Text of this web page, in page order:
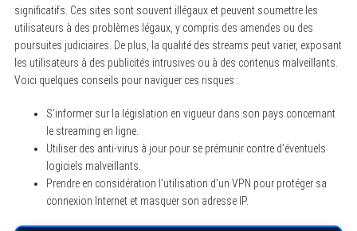
significatifs. Ces sites sont souvent illégaux et peuvent soumettre les
utilisateurs à des problèmes légaux, y compris des amendes ou des
poursuites judiciaires. De plus, la qualité des streams peut varier, exposant
les utilisateurs à des publicités intrusives ou à des contenus malveillants.
Voici quelques conseils pour naviguer ces risques :
S’informer sur la législation en vigueur dans son pays concernant
le streaming en ligne.
Utiliser des anti-virus à jour pour se prémunir contre d’éventuels
logiciels malveillants.
Prendre en considération l’utilisation d’un VPN pour protéger sa
connexion Internet et masquer son adresse IP.